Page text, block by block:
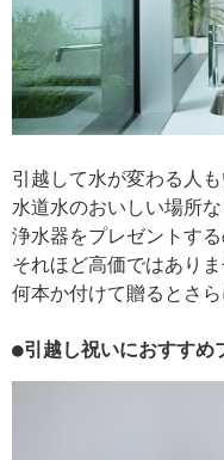
引越して水が変わる人
水道水のおいしい場所
浄水器をプレゼントす
それほど高価ではあり
何本か付けて贈るとさら
●引越し祝いにおすす